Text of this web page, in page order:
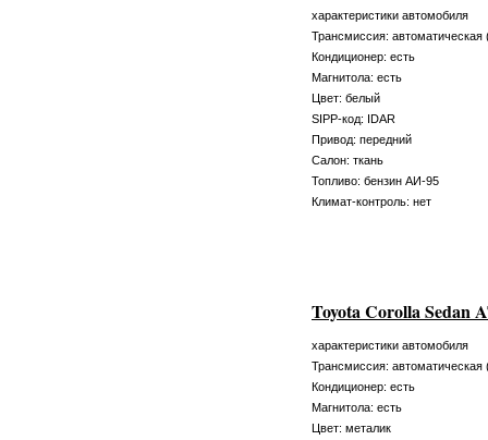
характеристики автомобиля
Трансмиссия: автоматическая
Кондиционер: есть
Магнитола: есть
Цвет: белый
SIPP-код: IDAR
Привод: передний
Салон: ткань
Топливо: бензин АИ-95
Климат-контроль: нет
Toyota Corolla Sedan
характеристики автомобиля
Трансмиссия: автоматическая
Кондиционер: есть
Магнитола: есть
Цвет: металик